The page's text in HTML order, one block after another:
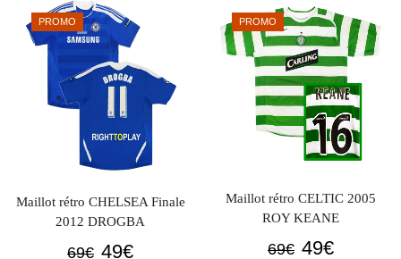
était :
69€. 49€.
69€. 49€.
PROMO
Maillot rétro CHELSEA Finale
2012 DROGBA
69€ Le
49€Le
PROMO
Maillot rétro CELTIC 2005
ROY KEANE
69€ Le
49€Le